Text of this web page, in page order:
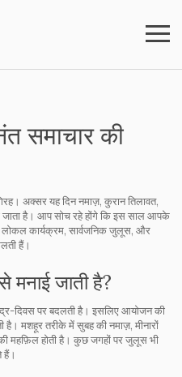
समाचार की
जाता है। आप सोच रहे होंगे कि इस साल आपके
लोकल कार्यक्रम, सार्वजनिक जुलूस, और
हैं।
जाती है?
दिवस पर बदलती है। इसलिए आयोजन की
मशहूर तरीके में सुबह की नमाज़, मीनारों
महफ़िल होती है। कुछ जगहों पर जुलूस भी
हैं।